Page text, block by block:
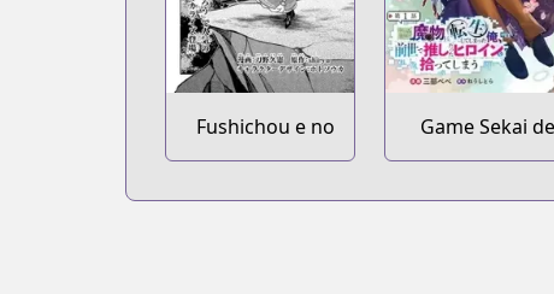
Game Sekai de
Mamono ni
Fushichou e no
Tensei: Dragon